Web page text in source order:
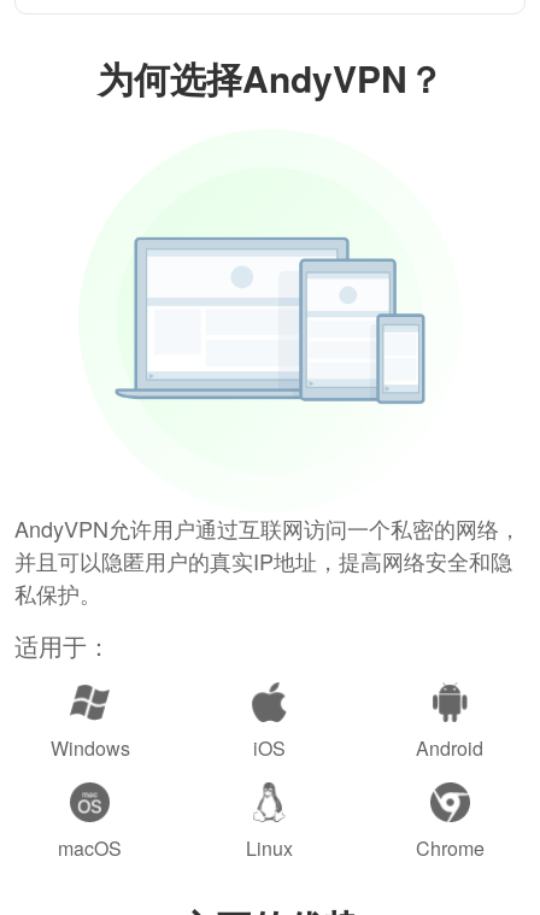
为何选择AndyVPN？
AndyVPN允许用户通过互联网访问一个私密的网络，
并且可以隐匿用户的真实IP地址，提高网络安全和隐
私保护。
适用于：
Windows iOS Android
macOS Linux Chrome